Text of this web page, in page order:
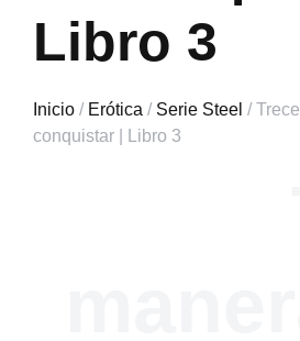
Libro 3
Inicio / Erótica / Serie Steel /
conquistar | Libro 3